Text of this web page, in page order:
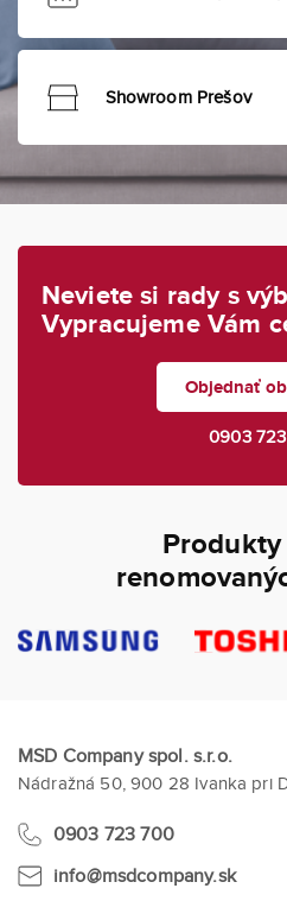
Showroom Prešov
Neviete si rady s
Vypracujeme Vám
Objednať
0903
MSD Company spol. s.r.o.
Nádražná 50, 900 28 Ivanka pri
0903 723 700
info@msdcompany.sk